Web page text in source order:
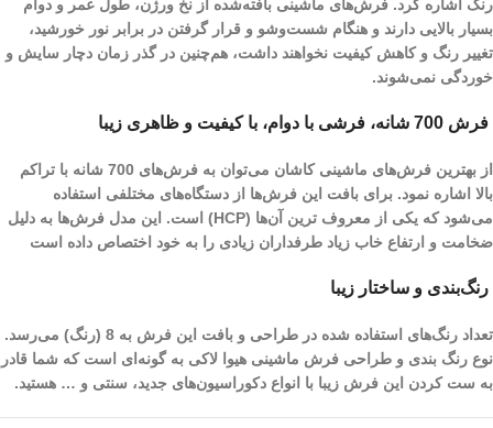
رنگ اشاره کرد. فرش‌های ماشینی بافته‌شده از نخ ورژن، طول عمر و دوام
بسیار بالایی دارند و هنگام شست‌و‌شو و قرار گرفتن در برابر نور خورشید،
تغییر رنگ و کاهش کیفیت نخواهند داشت، هم‌چنین در گذر زمان دچار سایش و
خوردگی نمی‌شوند.
فرش 700 شانه، فرشی با دوام، با کیفیت و ظاهری زیبا
از بهترین فرش‌های ماشینی کاشان می‌توان به فرش‌های 700 شانه با تراکم
بالا اشاره نمود. برای بافت این فرش‌ها از دستگاه‌های مختلفی استفاده
می‌شود که یکی از معروف ترین آن‌ها (HCP) است. این مدل فرش‌ها به دلیل
ضخامت و ارتفاع خاب زیاد طرفداران زیادی را به خود اختصاص داده است
رنگ‌بندی و ساختار زیبا
تعداد رنگ‌های استفاده شده در طراحی و بافت این فرش به 8 (رنگ) می‌رسد.
نوع رنگ بندی و طراحی فرش ماشینی هیوا لاکی به گونه‌ای است که شما قادر
به ست کردن این فرش زیبا با انواع دکوراسیون‌های جدید، سنتی و … هستید.